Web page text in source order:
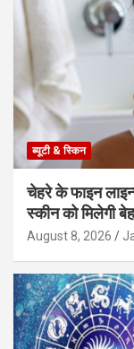
ब्यूटी & स्किन
चेहरे के फाइन
स्कीन को मिलेगी
August 8, 2026